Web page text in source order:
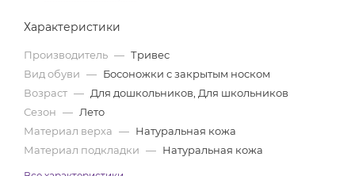
Характеристики
Производитель — Тривес
Вид обуви — Босоножки с закрытым носком
Возраст — Для дошкольников, Для школьников
Сезон — Лето
Материал верха — Натуральная кожа
Материал подкладки — Натуральная кожа